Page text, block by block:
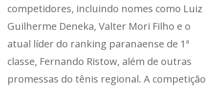
competidores, incluindo nomes como Luiz
Guilherme Deneka, Valter Mori Filho e o
atual líder do ranking paranaense de 1ª
classe, Fernando Ristow, além de outras
promessas do tênis regional. A competição